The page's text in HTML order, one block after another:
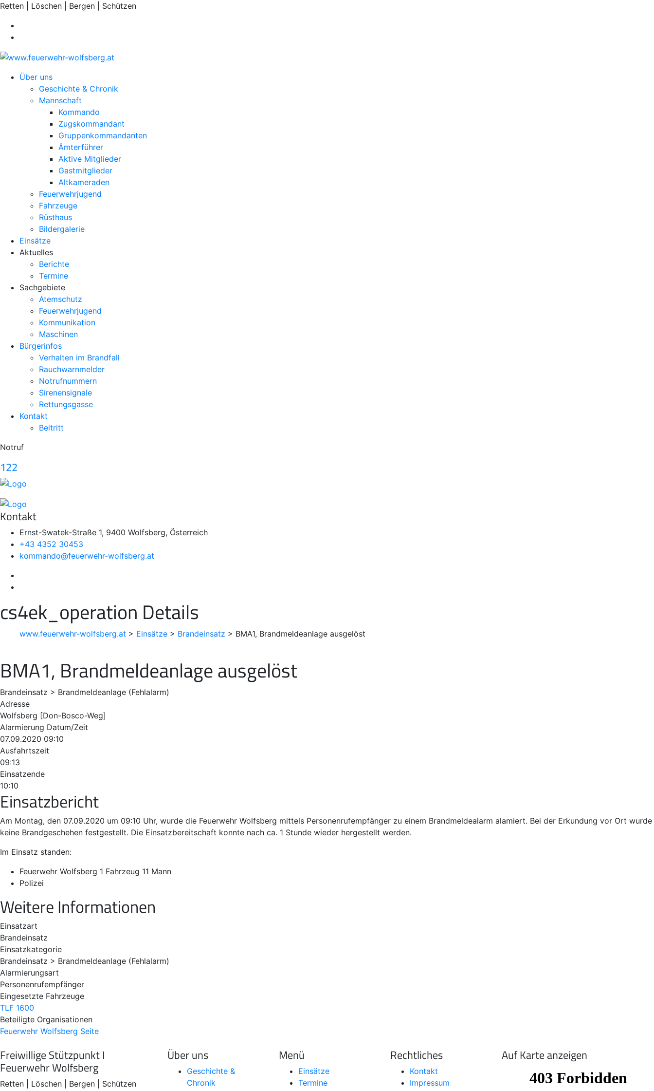
Retten | Löschen | Bergen | Schützen
Über uns
Geschichte & Chronik
Mannschaft
Kommando
Zugskommandant
Gruppenkommandanten
Ämterführer
Aktive Mitglieder
Gastmitglieder
Altkameraden
Feuerwehrjugend
Fahrzeuge
Rüsthaus
Bildergalerie
Einsätze
Aktuelles
Berichte
Termine
Sachgebiete
Atemschutz
Feuerwehrjugend
Kommunikation
Maschinen
Bürgerinfos
Verhalten im Brandfall
Rauchwarnmelder
Notrufnummern
Sirenensignale
Rettungsgasse
Kontakt
Beitritt
Notruf
122
Kontakt
Ernst-Swatek-Straße 1, 9400 Wolfsberg, Österreich
+43 4352 30453
kommando@feuerwehr-wolfsberg.at
cs4ek_operation Details
www.feuerwehr-wolfsberg.at > Einsätze > Brandeinsatz > BMA1, Brandmeldeanlage ausgelöst
BMA1, Brandmeldeanlage ausgelöst
Brandeinsatz > Brandmeldeanlage (Fehlalarm)
Adresse
Wolfsberg [Don-Bosco-Weg]
Alarmierung Datum/Zeit
07.09.2020 09:10
Ausfahrtszeit
09:13
Einsatzende
10:10
Einsatzbericht
Am Montag, den 07.09.2020 um 09:10 Uhr, wurde die Feuerwehr Wolfsberg mittels Personenrufempfänger zu einem Brandmeldealarm alamiert. Bei der Erkundung vor Ort wurde
keine Brandgeschehen festgestellt. Die Einsatzbereitschaft konnte nach ca. 1 Stunde wieder hergestellt werden.
Im Einsatz standen:
Feuerwehr Wolfsberg 1 Fahrzeug 11 Mann
Polizei
Weitere Informationen
Einsatzart
Brandeinsatz
Einsatzkategorie
Brandeinsatz > Brandmeldeanlage (Fehlalarm)
Alarmierungsart
Personenrufempfänger
Eingesetzte Fahrzeuge
TLF 1600
Beteiligte Organisationen
Feuerwehr Wolfsberg Seite
Freiwillige Stützpunkt I
Feuerwehr Wolfsberg
Retten | Löschen | Bergen | Schützen
Über uns
Geschichte &
Chronik
Menü
Einsätze
Termine
Rechtliches
Kontakt
Impressum
Auf Karte anzeigen